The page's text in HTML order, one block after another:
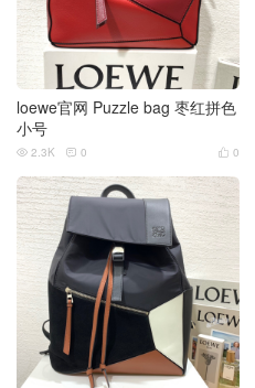
loewe官网 Puzzle bag 枣红拼色
小号
 0
 2.3K  0